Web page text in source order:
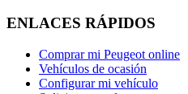
ENLACES RÁPIDOS
Comprar mi Peugeot online
Vehículos de ocasión
Configurar mi vehículo